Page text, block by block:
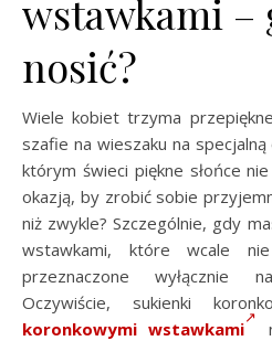
wstawkami –
nosić?
Wiele kobiet trzyma przepiękne
szafie na wieszaku na
którym świeci piękne słońce
okazją, by zrobić sobie
niż zwykle? Szczególnie, gdy
wstawkami, które wcale
przeznaczone wyłącznie
Oczywiście, sukienki
koronkowymi wstawkami